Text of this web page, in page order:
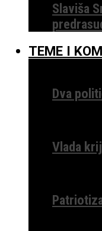
Slaviša
TEME I
Dva
Vlada